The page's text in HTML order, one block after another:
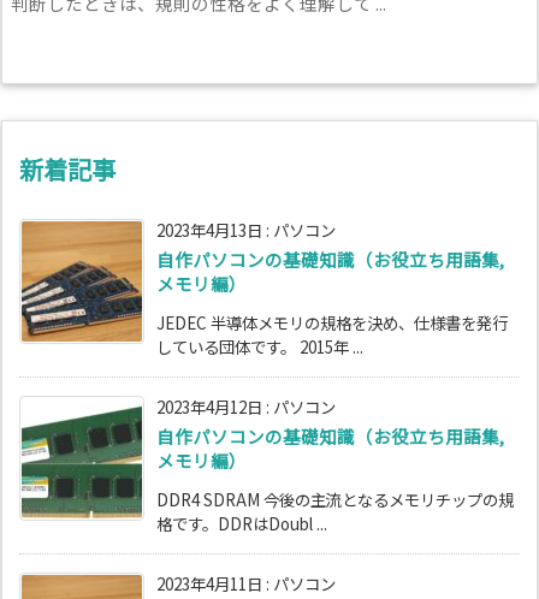
新着記事
2023年4月13日 : パソコン
自作パソコンの基礎知識（お役立ち用語集,
メモリ編）
JEDEC 半導体メモリの規格を決め、仕様書を発行
している団体です。 2015年 ...
2023年4月12日 : パソコン
自作パソコンの基礎知識（お役立ち用語集,
メモリ編）
DDR4 SDRAM 今後の主流となるメモリチップの規
格です。DDRはDoubl ...
2023年4月11日 : パソコン